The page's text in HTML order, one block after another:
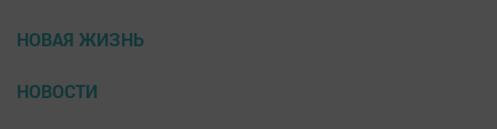
НОВАЯ ЖИЗНЬ
НОВОСТИ